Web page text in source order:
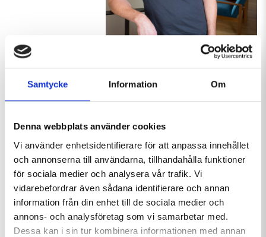
Samtycke Information Om
Denna webbplats använder cookies
Vi använder enhetsidentifierare för att anpassa innehållet
och annonserna till användarna, tillhandahålla funktioner
för sociala medier och analysera vår trafik. Vi
vidarebefordrar även sådana identifierare och annan
information från din enhet till de sociala medier och
annons- och analysföretag som vi samarbetar med.
Dessa kan i sin tur kombinera informationen med annan
chansen när den lades ut till försäljning, säger han.
ingår bland annat skoteruthyrning, guidade turer,
vandrarhem, stuguthyrning, konferensverksamhet,
restaurang och bar. De har till och med en simhall.
– Det är mycket jobb, men det hade jag räknat med. Det
här är en dröm jag haft sedan jag var ung, och det är
faktiskt roligare än jag trodde.
Det ökade skoterintresset har lett till att Hemavans